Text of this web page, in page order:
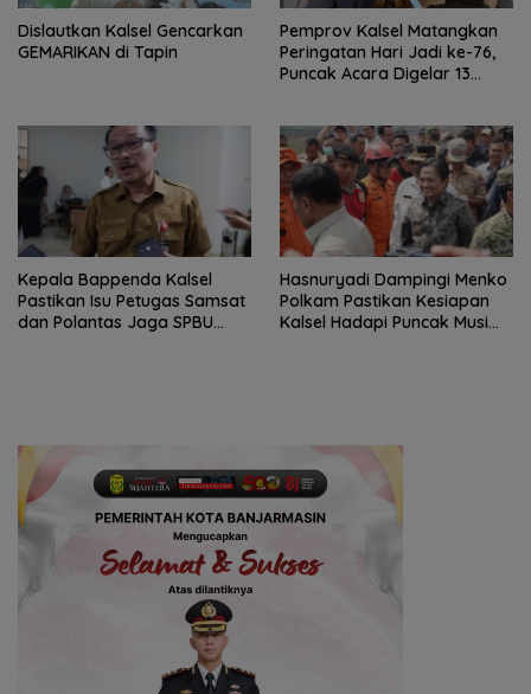
Dislautkan Kalsel Gencarkan
GEMARIKAN di Tapin
Pemprov Kalsel Matangkan
Peringatan Hari Jadi ke-76,
Puncak Acara Digelar 13
Kepala Bappenda Kalsel
Pastikan Isu Petugas Samsat
dan Polantas Jaga SPBU
Hasnuryadi Dampingi Menko
Polkam Pastikan Kesiapan
Kalsel Hadapi Puncak Musim